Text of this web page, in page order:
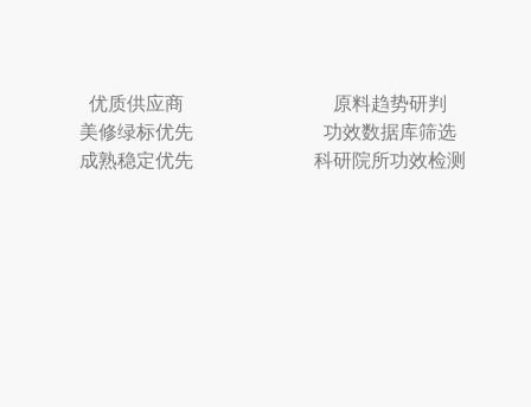
原料趋势研判
功效数据库筛选
科研院所功效检测
优质供应商
美修绿标优先
成熟稳定优先